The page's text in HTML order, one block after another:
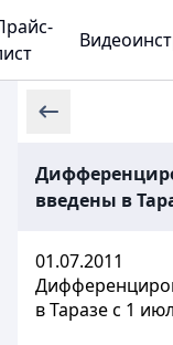
введены в
01.07.2011
в Таразе с 1